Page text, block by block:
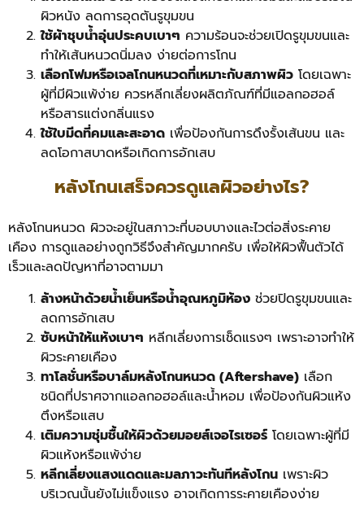
ผิวหนัง ลดการอุดตันรูขุมขน
ใช้ผ้าชุบน้ำอุ่นประคบเบาๆ ความร้อนจะช่วยเปิดรูขุมขนและ
ทำให้เส้นหนวดนิ่มลง ง่ายต่อการโกน
เลือกโฟมหรือเจลโกนหนวดที่เหมาะกับสภาพผิว โดยเฉพาะ
ผู้ที่มีผิวแพ้ง่าย ควรหลีกเลี่ยงผลิตภัณฑ์ที่มีแอลกอฮอล์
หรือสารแต่งกลิ่นแรง
ใช้ใบมีดที่คมและสะอาด เพื่อป้องกันการดึงรั้งเส้นขน และ
ลดโอกาสบาดหรือเกิดการอักเสบ
หลังโกนเสร็จควรดูแลผิวอย่างไร?
หลังโกนหนวด ผิวจะอยู่ในสภาวะที่บอบบางและไวต่อสิ่งระคาย
เคือง การดูแลอย่างถูกวิธีจึงสำคัญมากครับ เพื่อให้ผิวฟื้นตัวได้
เร็วและลดปัญหาที่อาจตามมา
ล้างหน้าด้วยน้ำเย็นหรือน้ำอุณหภูมิห้อง ช่วยปิดรูขุมขนและ
ลดการอักเสบ
ซับหน้าให้แห้งเบาๆ หลีกเลี่ยงการเช็ดแรงๆ เพราะอาจทำให้
ผิวระคายเคือง
ทาโลชั่นหรือบาล์มหลังโกนหนวด (Aftershave) เลือก
ชนิดที่ปราศจากแอลกอฮอล์และน้ำหอม เพื่อป้องกันผิวแห้ง
ตึงหรือแสบ
เติมความชุ่มชื้นให้ผิวด้วยมอยส์เจอไรเซอร์ โดยเฉพาะผู้ที่มี
ผิวแห้งหรือแพ้ง่าย
หลีกเลี่ยงแสงแดดและมลภาวะทันทีหลังโกน เพราะผิว
บริเวณนั้นยังไม่แข็งแรง อาจเกิดการระคายเคืองง่าย